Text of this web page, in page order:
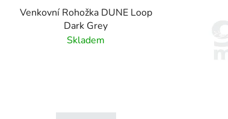
Venkovní Rohožka DUNE Loop
Dark Grey
Skladem